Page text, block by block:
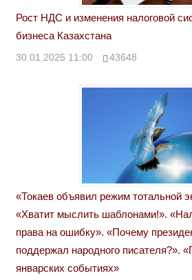
Рост НДС и изменения налоговой
бизнеса Казахстана
30.01.2025 11:00 43648
«Токаев объявил режим тотальной
«Хватит мыслить шаблонами!».
права на ошибку». «Почему
поддержал народного писателя?».
январских событиях»